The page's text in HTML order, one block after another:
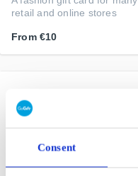
Consent
retail and online stores
From €10